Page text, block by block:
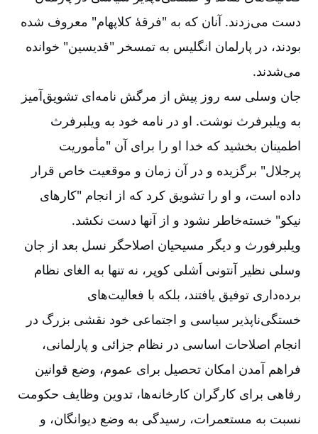
دست می‌‌زدند. آنان که به "فرقۀ کلاپهام" معروف شده
بودند، در پارلمان انگلیس به تمسخر "قدیسین" خوانده
می‌‌شدند.
جان وسلی سه روز پیش از مرگش نامه‌‌ای تشویق‌‌آمیز
به ویلبرفرث نوشت. او در نامه خود به ویلبرفرث
اطمینان بخشید که خدا او را برای آن "مأموریت
پرجلال" برگزیده و در آن زمان و موقعیت خاص قرار
داده است، و او را تشویق کرد که از انجام "کارهای
نیکو" خسته‌‌خاطر نشود و از آنها دست نکشد.
ویلبرفورث و دیگر مسیحیان اصلاحگر نسل بعد از جان
وسلی نظیر آنتونی اَشلی کوپر، نه تنها به الغای نظام
برده‌‌داری توفیق یافتند، بلکه با فعالیت‌‌های
خستگی‌‌ناپذیر سیاسی و اجتماعی خود نقشی بزرگ در
انجام اصلاحات اساسی در نظام جزائی و پارلمانی،
فراهم آمدن امکان تحصیل برای عموم، وضع قوانین
رفاهی برای کارگران کارخانه‌‌ها، تدوین وظایف حکومت
نسبت به مستعمرات، رسیدگی به وضع دیوانگان، و